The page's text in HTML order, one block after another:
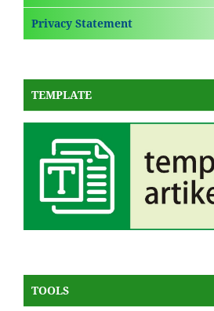
Privacy Statement
TEMPLATE
TOOLS